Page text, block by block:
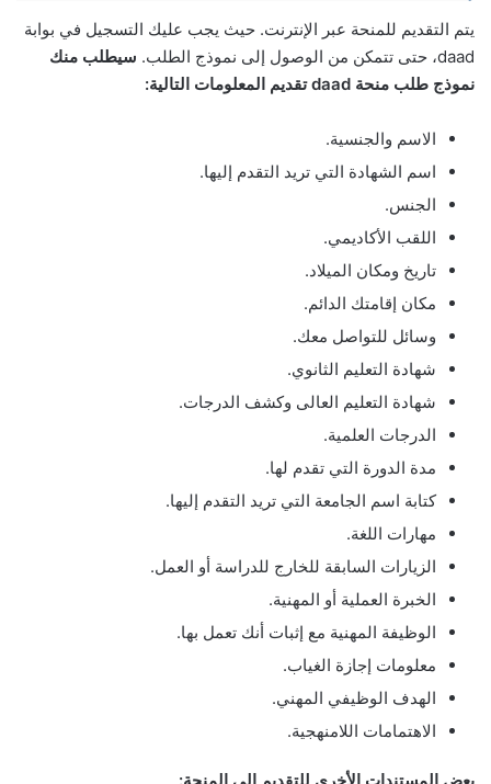
يتم التقديم للمنحة عبر الإنترنت. حيث يجب عليك التسجيل في بوابة
daad، حتى تتمكن من الوصول إلى نموذج الطلب.
سيطلب منك
نموذج طلب منحة daad تقديم المعلومات التالية:
الاسم والجنسية.
اسم الشهادة التي تريد التقدم إليها.
الجنس.
اللقب الأكاديمي.
تاريخ ومكان الميلاد.
مكان إقامتك الدائم.
وسائل للتواصل معك.
شهادة التعليم الثانوي.
شهادة التعليم العالى وكشف الدرجات.
الدرجات العلمية.
مدة الدورة التي تقدم لها.
كتابة اسم الجامعة التي تريد التقدم إليها.
مهارات اللغة.
الزيارات السابقة للخارج للدراسة أو العمل.
الخبرة العملية أو المهنية.
الوظيفة المهنية مع إثبات أنك تعمل بها.
معلومات إجازة الغياب.
الهدف الوظيفي المهني.
الاهتمامات اللامنهجية.